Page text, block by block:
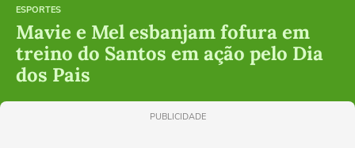
ESPORTES
Mavie e Mel esbanjam fofura em
treino do Santos em ação pelo Dia
dos Pais
PUBLICIDADE